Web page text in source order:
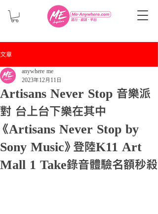
文章
Artisans Never Stop 音樂派
對 台上台下樂在其中
《Artisans Never Stop by
Sony Music》登陸K11 Art
Mall 1 Take錄音體驗名額秒殺
anywhere me
2023年12月11日